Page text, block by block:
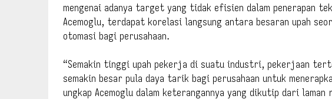
mengenai adanya target yang tidak efisien dalam penerapan
Acemoglu, terdapat korelasi langsung antara besaran upah
otomasi bagi perusahaan.
“Semakin tinggi upah pekerja di suatu industri, pekerjaan
semakin besar pula daya tarik bagi perusahaan untuk
ungkap Acemoglu dalam keterangannya yang dikutip dari laman